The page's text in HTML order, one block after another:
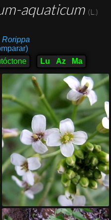
aquaticum (L.)
Rorippa
Lu Az Ma